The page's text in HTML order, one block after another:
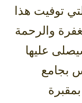
توفيت هذا
والرحمة
عليها
بجامع